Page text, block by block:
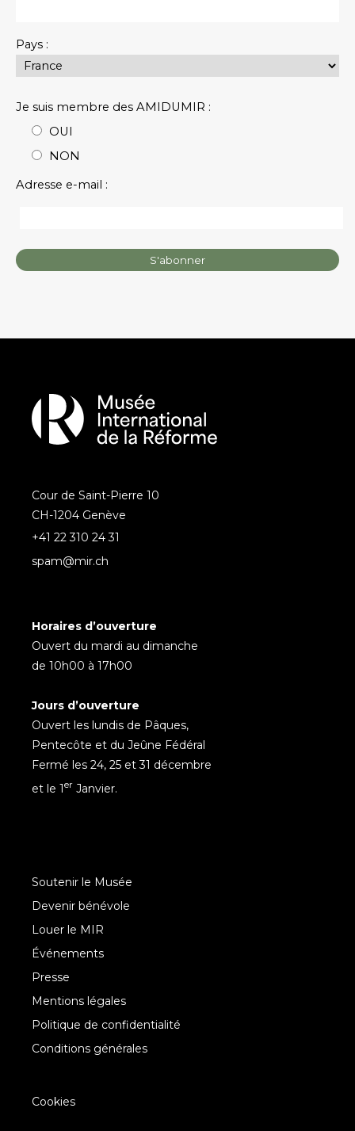
Pays :
Je suis membre des AMIDUMIR :
OUI
NON
Adresse e-mail :
Cour de Saint-Pierre 10
CH-1204 Genève
+41 22 310 24 31
spam@mir.ch
Horaires d’ouverture
Ouvert du mardi au dimanche
de 10h00 à 17h00
Jours d’ouverture
Ouvert les lundis de Pâques,
Pentecôte et du Jeûne Fédéral
Fermé les 24, 25 et 31 décembre
et le 1er Janvier.
Soutenir le Musée
Devenir bénévole
Louer le MIR
Événements
Presse
Mentions légales
Politique de confidentialité
Conditions générales
Cookies